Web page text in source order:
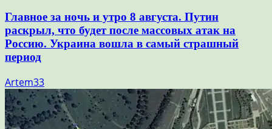
Главное за ночь и утро 8 августа. Путин
раскрыл, что будет после массовых атак на
Россию. Украина вошла в самый страшный
период
Artem33